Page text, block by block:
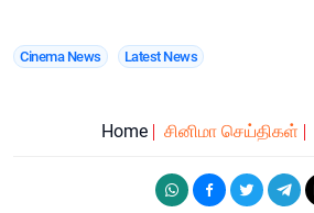
Cinema News Latest News
Home சினிமா செய்திகள்